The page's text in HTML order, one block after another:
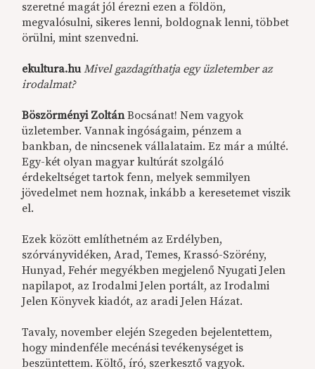
szeretné magát jól érezni ezen a földön,
megvalósulni, sikeres lenni, boldognak lenni, többet
örülni, mint szenvedni.
ekultura.huMivel gazdagíthatja egy üzletember az
irodalmat?
Böszörményi ZoltánBocsánat! Nem vagyok
üzletember. Vannak ingóságaim, pénzem a
bankban, de nincsenek vállalataim. Ez már a múlté.
Egy-két olyan magyar kultúrát szolgáló
érdekeltséget tartok fenn, melyek semmilyen
jövedelmet nem hoznak, inkább a keresetemet viszik
el.
Ezek között említhetném az Erdélyben,
szórványvidéken, Arad, Temes, Krassó-Szörény,
Hunyad, Fehér megyékben megjelenő Nyugati Jelen
napilapot, az Irodalmi Jelen portált, az Irodalmi
Jelen Könyvek kiadót, az aradi Jelen Házat.
Tavaly, november elején Szegeden bejelentettem,
hogy mindenféle mecénási tevékenységet is
beszüntettem. Költő, író, szerkesztő vagyok.